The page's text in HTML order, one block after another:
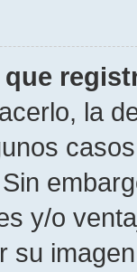
la
y/o
su